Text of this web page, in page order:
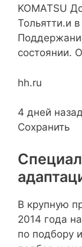
KOMATSU
Тольятти.и
состоянии.
hh.ru
4 дней назад
Сохранить
В крупную
2014 года
по подбору